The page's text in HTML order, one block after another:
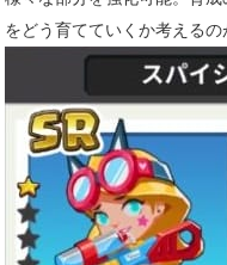
をどう育てていくか考えるの